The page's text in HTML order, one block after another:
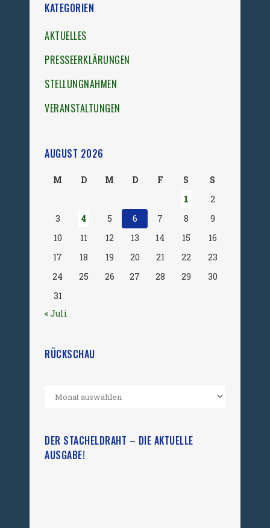
KATEGORIEN
AKTUELLES
PRESSEERKLÄRUNGEN
STELLUNGNAHMEN
VERANSTALTUNGEN
AUGUST 2026
M D M D F S
S
1
2
3
4 5 6 7 8
9
10
11 12 13 14 15
16
17
18 19 20 21 22
23
24
25 26 27 28 29
30
31
« Juli
RÜCKSCHAU
DER STACHELDRAHT – DIE AKTUELLE
AUSGABE!